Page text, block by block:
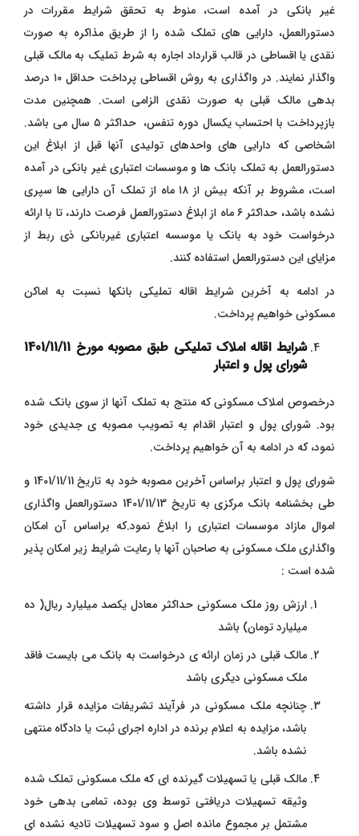
غیر بانکی در آمده است، منوط به تحقق شرایط مقررات در
دستورالعمل، دارایی های تملک شده را از طریق مذاکره به صورت
نقدی یا اقساطی در قالب قرارداد اجاره به شرط تملیک به مالک قبلی
واگذار نمایند. در واگذاری به روش اقساطی پرداخت حداقل ۱۰ درصد
بدهی مالک قبلی به صورت نقدی الزامی است. همچنین مدت
بازپرداخت با احتساب یکسال دوره تنفس، حداکثر ۵ سال می باشد.
اشخاصی که دارایی های واحدهای تولیدی آنها قبل از ابلاغ این
دستورالعمل به تملک بانک ‌ها و موسسات اعتباری غیر بانکی در آمده
است، مشروط بر آنکه بیش از ۱۸ ماه از تملک آن دارایی ها سپری
نشده باشد، حداکثر ۶ ماه از ابلاغ دستورالعمل فرصت دارند، تا با ارائه
درخواست خود به بانک یا موسسه اعتباری غیربانکی ذی ربط از
مزایای این دستورالعمل استفاده کنند.
در ادامه به آخرین شرایط اقاله تملیکی بانکها نسبت به اماکن
مسکونی خواهیم پرداخت.
شرایط اقاله املاک تملیکی طبق مصوبه مورخ 1401/11/11
شورای پول و اعتبار
درخصوص املاک مسکونی که منتج به تملک آنها از سوی بانک شده
بود. شورای پول و اعتبار اقدام به تصویب مصوبه ی جدیدی خود
نمود، که در ادامه به آن خواهیم پرداخت.
شورای پول و اعتبار براساس آخرین مصوبه خود به تاریخ 1401/11/11 و
طی بخشنامه بانک مرکزی به تاریخ 1401/11/13 دستورالعمل واگذاری
اموال مازاد موسسات اعتباری را ابلاغ نمود.که براساس آن امکان
واگذاری ملک مسکونی به صاحبان آنها با رعایت شرایط زیر امکان پذیر
شده است :
ارزش روز ملک مسکونی حداکثر معادل یکصد میلیارد ریال( ده
میلیارد تومان) باشد
مالک قبلی در زمان ارائه ی درخواست به بانک می بایست فاقد
ملک مسکونی دیگری باشد
چنانچه ملک مسکونی در فرآیند تشریفات مزایده قرار داشته
باشد، مزایده به اعلام برنده در اداره اجرای ثبت یا دادگاه منتهی
نشده باشد.
مالک قبلی یا تسهیلات گیرنده ای که ملک مسکونی تملک شده
وثیقه تسهیلات دریافتی توسط وی بوده، تمامی بدهی خود
مشتمل بر مجموع مانده اصل و سود تسهیلات تادیه نشده ای